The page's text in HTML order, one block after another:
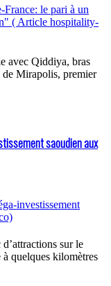
avec Qiddiya, bras
de Mirapolis, premier
saoudien aux
sur le
quelques kilomètres